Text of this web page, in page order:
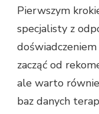
Pierwszym
specjalisty z
zacząć od
ale warto
baz danych